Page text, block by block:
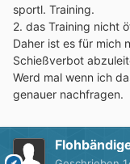
sportl. Training.
2. das Training nicht
Daher ist es für mich
Schießverbot
Werd mal wenn ich
genauer nachfragen.